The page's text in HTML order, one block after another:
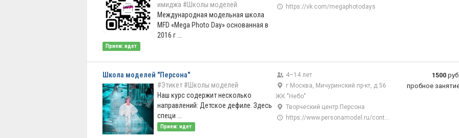
имиджа #Школы моделей
Международная модельная школа
MFD «Mega Photo Day» основанная в
2016 г ...
Прием: идет
https://vk.com/megaphotodays
Школа моделей "Персона"
#Этикет #Школы моделей
Наш курс содержит несколько
направлений: Детское дефиле. Здесь
специ ...
Прием: идет
4–14 лет
г Москва, Мичуринский пр-кт, д 56
ЖК "Небо"
Творческий центр Персона
https://www.personamodel.ru/content/raspisanie
1500
пробное